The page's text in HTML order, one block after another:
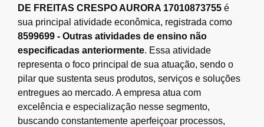
DE FREITAS CRESPO AURORA 17010873755 é
sua principal atividade econômica, registrada como
8599699 - Outras atividades de ensino não
especificadas anteriormente. Essa atividade
representa o foco principal de sua atuação, sendo o
pilar que sustenta seus produtos, serviços e soluções
entregues ao mercado. A empresa atua com
excelência e especialização nesse segmento,
buscando constantemente aperfeiçoar processos,